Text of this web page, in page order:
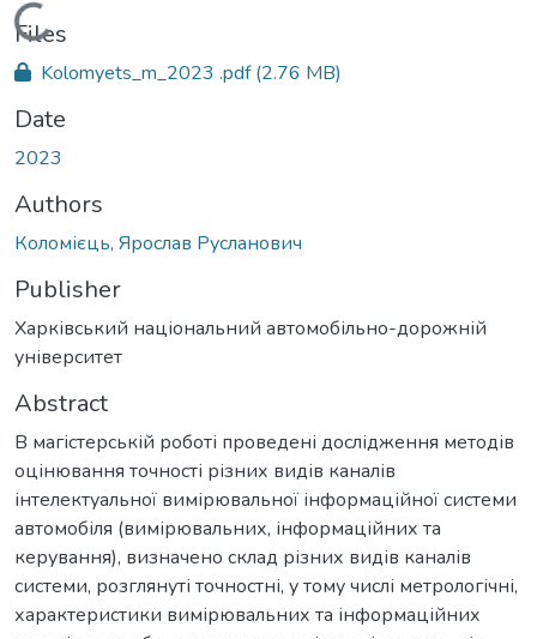
Loading...
Files
Kolomyets_m_2023 .pdf(2.76 MB)
Date
2023
Authors
Коломієць, Ярослав Русланович
Publisher
Харківський національний автомобільно-дорожній
університет
Abstract
В магістерській роботі проведені дослідження методів
оцінювання точності різних видів каналів
інтелектуальної вимірювальної інформаційної системи
автомобіля (вимірювальних, інформаційних та
керування), визначено склад різних видів каналів
системи, розглянуті точностні, у тому числі метрологічні,
характеристики вимірювальних та інформаційних